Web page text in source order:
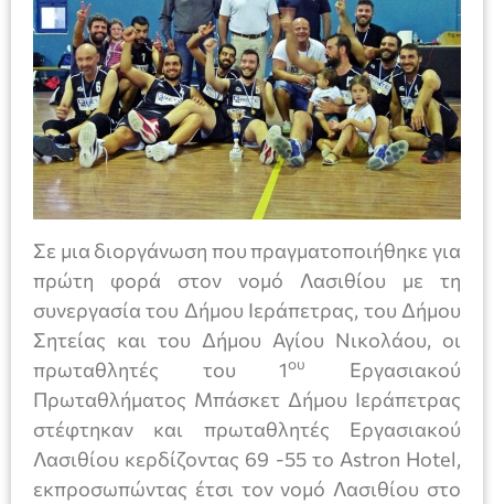
Σε μια διοργάνωση που πραγματοποιήθηκε για
πρώτη φορά στον νομό Λασιθίου με τη
συνεργασία του Δήμου Ιεράπετρας, του Δήμου
Σητείας και του Δήμου Αγίου Νικολάου, οι
πρωταθλητές του 1ου
Εργασιακού
Πρωταθλήματος Μπάσκετ Δήμου Ιεράπετρας
στέφτηκαν και πρωταθλητές Εργασιακού
Λασιθίου κερδίζοντας 69 -55 το Astron Hotel,
εκπροσωπώντας έτσι τον νομό Λασιθίου στο